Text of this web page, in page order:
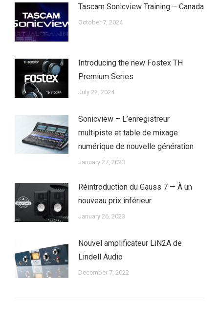
Tascam Sonicview Training – Canada
October 7, 2024
Introducing the new Fostex TH
Premium Series
July 22, 2024
Sonicview – L’enregistreur
multipiste et table de mixage
numérique de nouvelle génération
January 27, 2023
Réintroduction du Gauss 7 — À un
nouveau prix inférieur
January 26, 2023
Nouvel amplificateur LiN2A de
Lindell Audio
December 7, 2022